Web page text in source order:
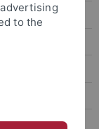
to the